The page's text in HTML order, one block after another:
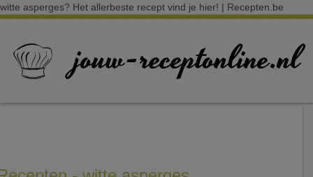
witte asperges? Het allerbeste recept vind je hier! | Recepten.be